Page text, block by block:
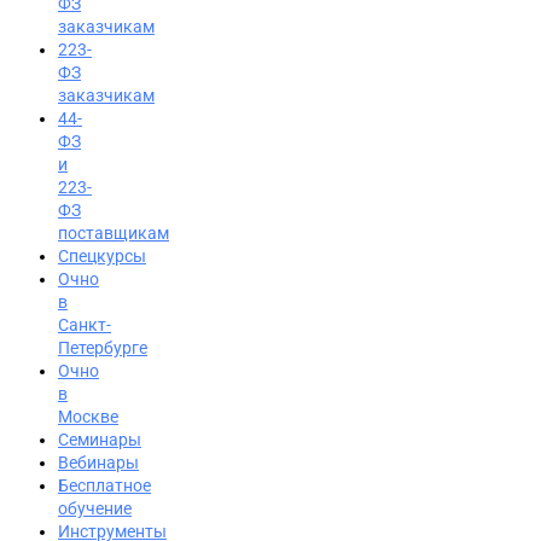
Вход на портал
8 (495) 228-47-43
заказчикам
223-
ФЗ
заказчикам
44-
ФЗ
и
223-
ФЗ
поставщикам
Спецкурсы
Очно
в
Санкт-
Петербурге
Очно
в
Москве
Семинары
Вебинары
Бесплатное
обучение
Инструменты